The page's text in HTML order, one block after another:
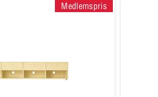
Medlemspris